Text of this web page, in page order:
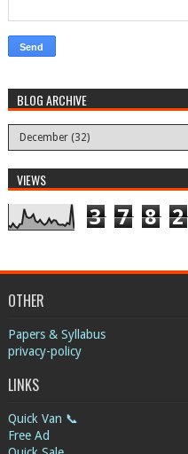
BLOG ARCHIVE
VIEWS
3 7 8 2
OTHER
Papers & Syllabus
privacy-policy
LINKS
Quick Van 📞
Free Ad